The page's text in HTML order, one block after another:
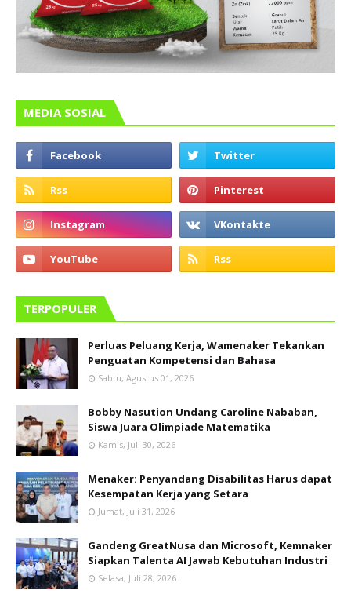
MEDIA SOSIAL
TERPOPULER
Perluas Peluang Kerja, Wamenaker Tekankan
Penguatan Kompetensi dan Bahasa
Sabtu, Agustus 01, 2026
Bobby Nasution Undang Caroline Nababan,
Siswa Juara Olimpiade Matematika
Kamis, Juli 30, 2026
Menaker: Penyandang Disabilitas Harus dapat
Kesempatan Kerja yang Setara
Jumat, Juli 31, 2026
Gandeng GreatNusa dan Microsoft, Kemnaker
Siapkan Talenta AI Jawab Kebutuhan Industri
Selasa, Juli 28, 2026